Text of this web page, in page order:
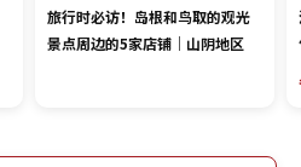
旅行时必访！岛根和鸟取的观光
景点周边的5家店铺｜山阴地区